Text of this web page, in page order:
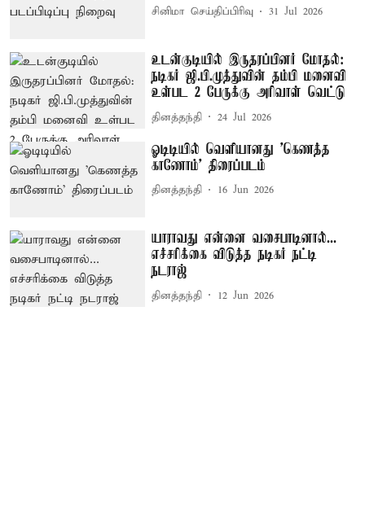
சினிமா செய்திப்பிரிவு 31 Jul 2026
உடன்குடியில் இருதரப்பினர் மோதல்:
நடிகர் ஜி.பி.முத்துவின் தம்பி மனைவி
உள்பட 2 பேருக்கு அரிவாள் வெட்டு
தினத்தந்தி 24 Jul 2026
ஓடிடியில் வெளியானது 'கெணத்த
காணோம்' திரைப்படம்
தினத்தந்தி 16 Jun 2026
யாராவது என்னை வசைபாடினால்...
எச்சரிக்கை விடுத்த நடிகர் நட்டி
நடராஜ்
தினத்தந்தி 12 Jun 2026